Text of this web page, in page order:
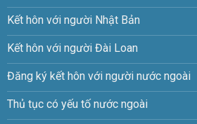
Kết hôn với người Nhật Bản
Kết hôn với người Đài Loan
Đăng ký kết hôn với người nước ngoài
Thủ tục có yếu tố nước ngoài